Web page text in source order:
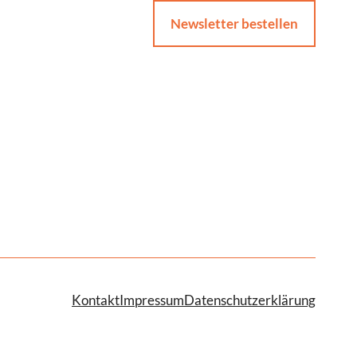
Newsletter bestellen
KontaktImpressumDatenschutzerklärung